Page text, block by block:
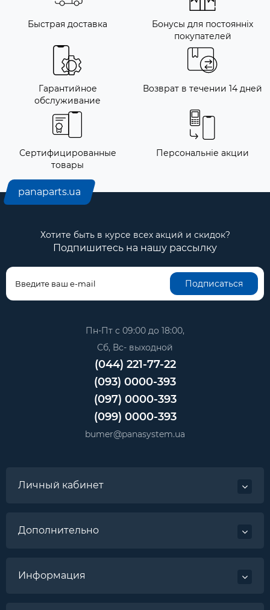
Быстрая доставка
Бонусы для постоянніх
покупателей
Гарантийное
обслуживание
Возврат в течении 14 дней
Сертифицированные
товары
Персональніе акции
panaparts.ua
Хотите быть в курсе всех акций и скидок?
Подпишитесь на нашу рассылку
Подписаться
Пн-Пт с 09:00 до 18:00,
Сб, Вс- выходной
(044) 221-77-22
(093) 0000-393
(097) 0000-393
(099) 0000-393
bumer@panasystem.ua
Личный кабинет
Дополнительно
Информация